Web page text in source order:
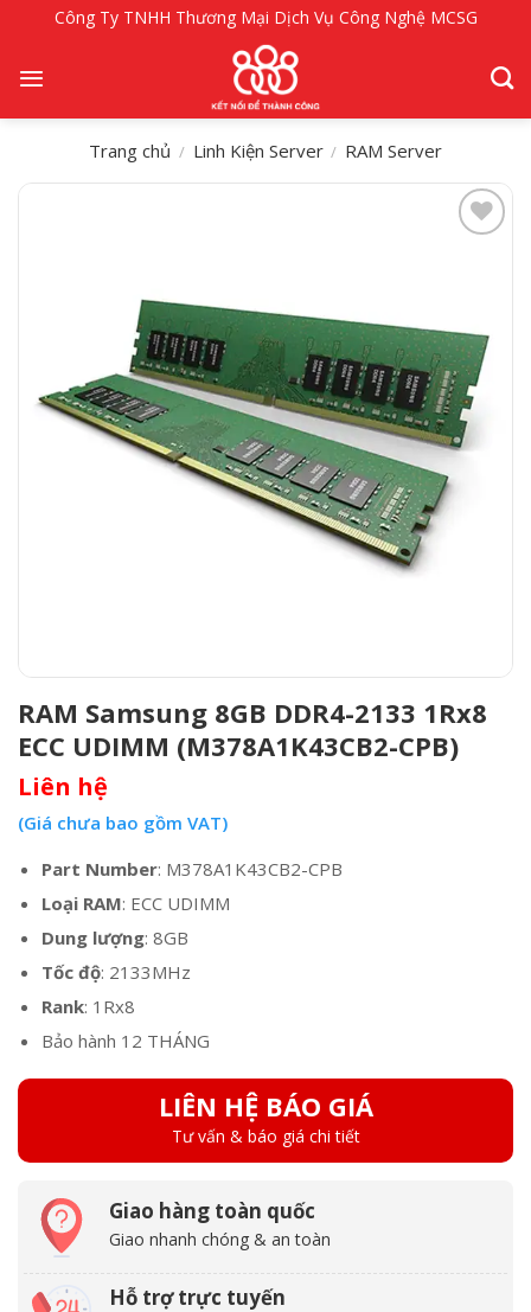
nội
Công Ty TNHH Thương Mại Dịch Vụ Công Nghệ MCSG
Trang chủ / Linh Kiện Server / RAM Server
RAM Samsung 8GB DDR4-2133 1Rx8
ECC UDIMM (M378A1K43CB2-CPB)
Liên hệ
(Giá chưa bao gồm VAT)
Part Number: M378A1K43CB2-CPB
Loại RAM: ECC UDIMM
Dung lượng: 8GB
Tốc độ: 2133MHz
Rank: 1Rx8
Bảo hành 12 THÁNG
LIÊN HỆ BÁO GIÁ
Tư vấn & báo giá chi tiết
Giao hàng toàn quốc
Giao nhanh chóng & an toàn
Hỗ trợ trực tuyến